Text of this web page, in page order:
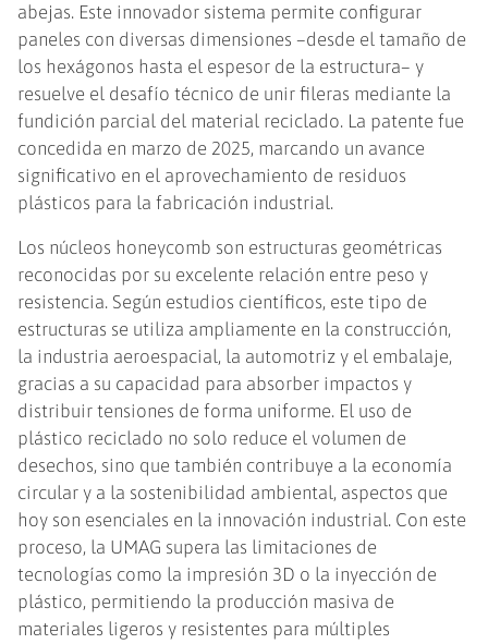
abejas. Este innovador sistema permite configurar
paneles con diversas dimensiones –desde el tamaño de
los hexágonos hasta el espesor de la estructura– y
resuelve el desafío técnico de unir fileras mediante la
fundición parcial del material reciclado. La patente fue
concedida en marzo de 2025, marcando un avance
significativo en el aprovechamiento de residuos
plásticos para la fabricación industrial.
Los núcleos honeycomb son estructuras geométricas
reconocidas por su excelente relación entre peso y
resistencia. Según estudios científicos, este tipo de
estructuras se utiliza ampliamente en la construcción,
la industria aeroespacial, la automotriz y el embalaje,
gracias a su capacidad para absorber impactos y
distribuir tensiones de forma uniforme. El uso de
plástico reciclado no solo reduce el volumen de
desechos, sino que también contribuye a la economía
circular y a la sostenibilidad ambiental, aspectos que
hoy son esenciales en la innovación industrial. Con este
proceso, la UMAG supera las limitaciones de
tecnologías como la impresión 3D o la inyección de
plástico, permitiendo la producción masiva de
materiales ligeros y resistentes para múltiples